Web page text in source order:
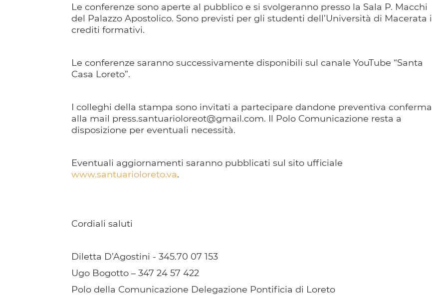
Le conferenze sono aperte al pubblico e si svolgeranno presso la Sala P. Macchi
del Palazzo Apostolico. Sono previsti per gli studenti dell’Università di Macerata i
crediti formativi.
Le conferenze saranno successivamente disponibili sul canale YouTube “Santa
Casa Loreto”.
I colleghi della stampa sono invitati a partecipare dandone preventiva conferma
alla mail press.santuarioloreot@gmail.com. Il Polo Comunicazione resta a
disposizione per eventuali necessità.
Eventuali aggiornamenti saranno pubblicati sul sito ufficiale
www.santuarioloreto.va.
Cordiali saluti
Diletta D’Agostini - 345.70 07 153
Ugo Bogotto – 347 24 57 422
Polo della Comunicazione Delegazione Pontificia di Loreto